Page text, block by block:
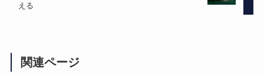
える
関連ページ